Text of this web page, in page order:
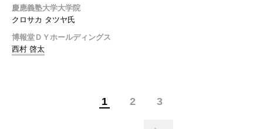
慶應義塾大学大学院
クロサカ タツヤ氏
博報堂ＤＹホールディングス
西村 啓太
1 2 3